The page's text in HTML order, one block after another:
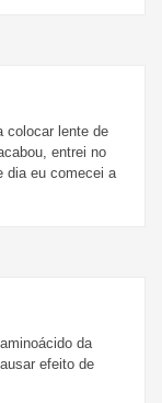
colocar lente de
entrei no
dia eu comecei a
da
efeito de